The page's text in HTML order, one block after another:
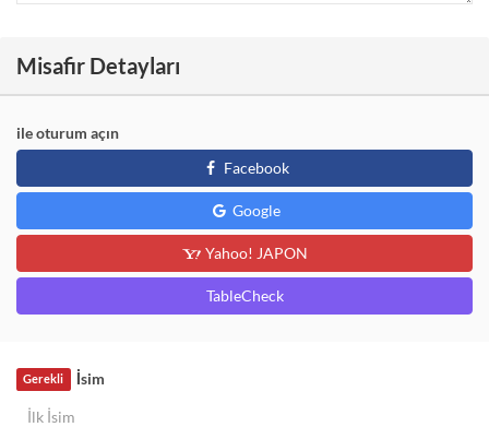
Misafir Detayları
ile oturum açın
Facebook
Google
Yahoo! JAPON
TableCheck
İsim
Gerekli